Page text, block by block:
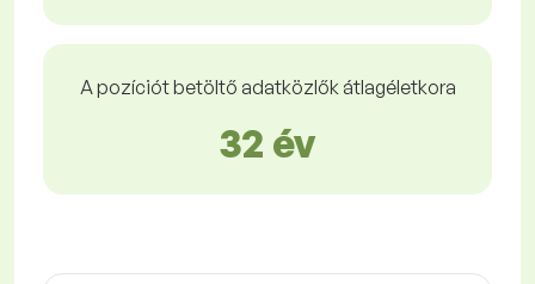
A pozíciót betöltő adatközlők átlagéletkora
32 év